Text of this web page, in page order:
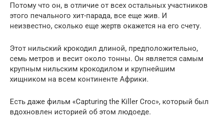
Потому что он, в отличие от всех остальных участников
этого печального хит-парада, все еще жив. И
неизвестно, сколько еще жертв окажется на его счету.
Этот нильский крокодил длиной, предположительно,
семь метров и весит около тонны. Он является самым
крупным нильским крокодилом и крупнейшим
хищником на всем континенте Африки.
Есть даже фильм «Capturing the Killer Croc», который был
вдохновлен историей об этом людоеде.